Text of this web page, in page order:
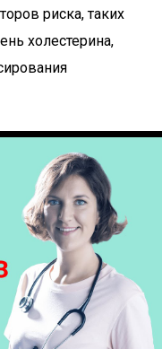
риска, таких
холестерина,